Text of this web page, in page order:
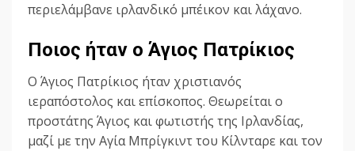
περιελάμβανε ιρλανδικό μπέικον και λάχανο.
Ποιος ήταν ο Άγιος Πατρίκιος
Ο Άγιος Πατρίκιος ήταν χριστιανός
ιεραπόστολος και επίσκοπος. Θεωρείται ο
προστάτης Άγιος και φωτιστής της Ιρλανδίας,
μαζί με την Αγία Μπρίγκιντ του Κίλνταρε και τον